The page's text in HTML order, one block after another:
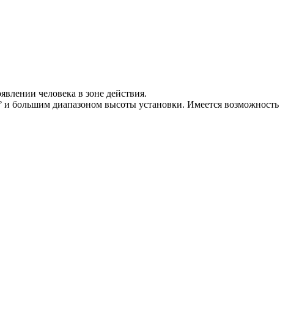
человека в зоне действия.
большим диапазоном высоты установки. Имеется возможность